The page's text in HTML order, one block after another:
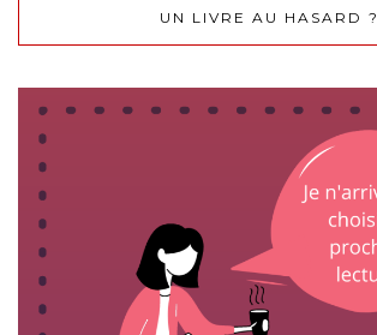
UN LIVRE AU HASARD ?